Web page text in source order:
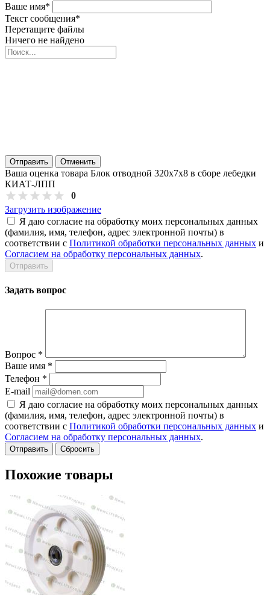
Ваше имя*
Текст сообщения*
Перетащите файлы
Ничего не найдено
Отправить Отменить
Ваша оценка товара Блок отводной 320х7х8 в сборе лебедки
КИАТ-ЛПП
0
Загрузить изображение
Я даю согласие на обработку моих персональных данных
(фамилия, имя, телефон, адрес электронной почты) в
соответствии с Политикой обработки персональных данных и
Согласием на обработку персональных данных.
Задать вопрос
Вопрос *
Ваше имя *
Телефон *
E-mail
Я даю согласие на обработку моих персональных данных
(фамилия, имя, телефон, адрес электронной почты) в
соответствии с Политикой обработки персональных данных и
Согласием на обработку персональных данных.
Сбросить
Похожие товары